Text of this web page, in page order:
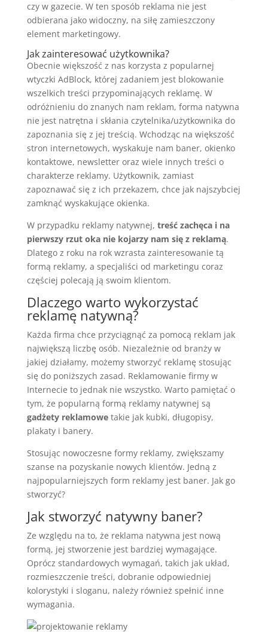
czy w gazecie. W ten sposób reklama nie jest
odbierana jako widoczny, na siłę zamieszczony
element marketingowy.
Jak zainteresować użytkownika?
Obecnie większość z nas korzysta z popularnej
wtyczki AdBlock, której zadaniem jest blokowanie
wszelkich treści przypominających reklamę. W
odróżnieniu do znanych nam reklam, forma natywna
nie jest natrętna i skłania czytelnika/użytkownika do
zapoznania się z jej treścią. Wchodząc na większość
stron internetowych, wyskakuje nam baner, okienko
kontaktowe, newsletter oraz wiele innych treści o
charakterze reklamy. Użytkownik, zamiast
zapoznawać się z ich przekazem, chce jak najszybciej
zamknąć wyskakujące okienka.
W przypadku reklamy natywnej, treść zachęca i na
pierwszy rzut oka nie kojarzy nam się z reklamą.
Dlatego z roku na rok wzrasta zainteresowanie tą
formą reklamy, a specjaliści od marketingu coraz
częściej polecają ją swoim klientom.
Dlaczego warto wykorzystać
reklamę natywną?
Każda firma chce przyciągnąć za pomocą reklam jak
największą liczbę osób. Niezależnie od branży w
jakiej działamy, możemy stworzyć reklamę stosując
się do poniższych zasad. Reklamowanie firmy w
Internecie to jednak nie wszystko. Warto pamiętać o
tym, że popularną formą reklamy natywnej są
gadżety reklamowetakie jak kubki, długopisy,
plakaty i banery.
Stosując nowoczesne formy reklamy, zwiększamy
szanse na pozyskanie nowych klientów. Jedną z
najpopularniejszych form reklamy jest baner. Jak go
stworzyć?
Jak stworzyć natywny baner?
Ze względu na to, że reklama natywna jest nową
formą, jej stworzenie jest bardziej wymagające.
Oprócz standardowych wymagań, takich jak układ,
rozmieszczenie treści, dobranie odpowiedniej
kolorystyki i sloganu, należy również spełnić inne
wymagania.